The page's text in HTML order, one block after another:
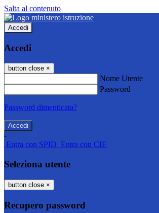
Salta al contenuto
Accedi
Accedi
button close ×
Nome Utente
Password
Password dimenticata?
-
Entra con SPID Entra con CIE
Seleziona utente
button close ×
Recupero password